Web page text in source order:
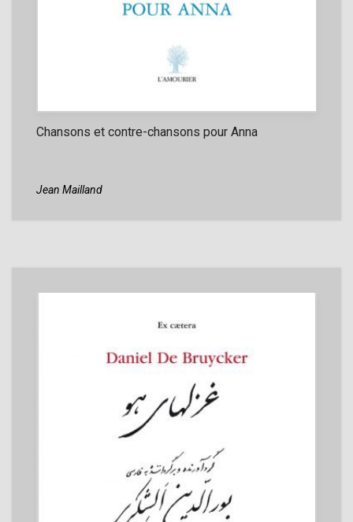
Chansons et contre-chansons pour Anna
Jean Mailland